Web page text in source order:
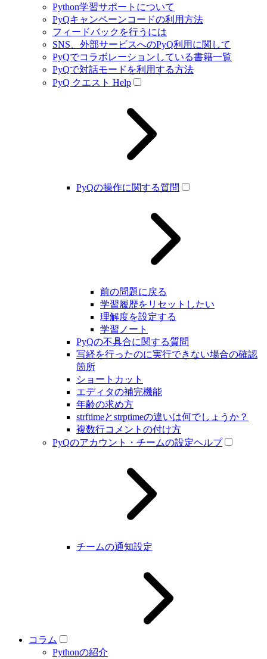
Python学習サポートについて
PyQキャンペーンコードの利用方法
フィードバックを行うには
SNS、外部サービスへのPyQ利用に関して
PyQでコラボレーションしている書籍一覧
PyQで対話モードを利用する方法
PyQ クエスト Help
PyQの操作に関する質問
前の問題に戻る
学習履歴をリセットしたい
理解度を設定する
学習ノート
PyQの不具合に関する質問
写経を行ったのに実行できない場合の確認
箇所
ショートカット
エディタの補完機能
年齢の求め方
strftimeとstrptimeの違いは何でしょうか？
複数行コメントの付け方
PyQのアカウント・チームの設定ヘルプ
チームの通知設定
コラム
Pythonの紹介